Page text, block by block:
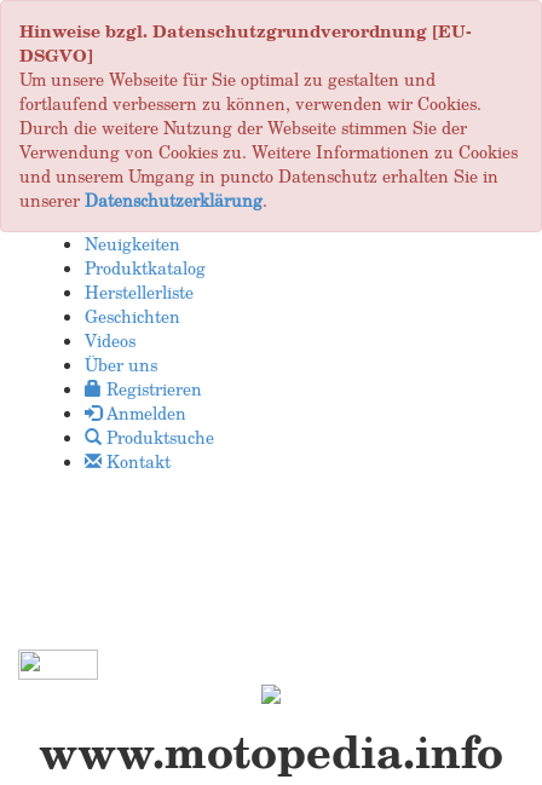
Hinweise bzgl. Datenschutzgrundverordnung [EU-
DSGVO]
Um unsere Webseite für Sie optimal zu gestalten und
fortlaufend verbessern zu können, verwenden wir Cookies.
Durch die weitere Nutzung der Webseite stimmen Sie der
Verwendung von Cookies zu. Weitere Informationen zu Cookies
und unserem Umgang in puncto Datenschutz erhalten Sie in
unsererDatenschutzerklärung.
Neuigkeiten
Produktkatalog
Herstellerliste
Geschichten
Videos
Über uns
Registrieren
Anmelden
Produktsuche
Kontakt
www.motopedia.info